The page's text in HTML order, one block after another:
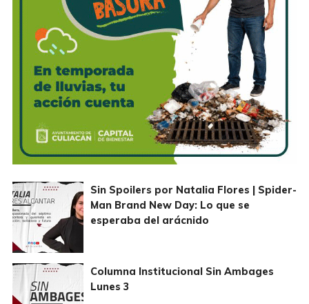
Sin Spoilers por Natalia Flores | Spider-
Man Brand New Day: Lo que se
esperaba del arácnido
Columna Institucional Sin Ambages
Lunes 3